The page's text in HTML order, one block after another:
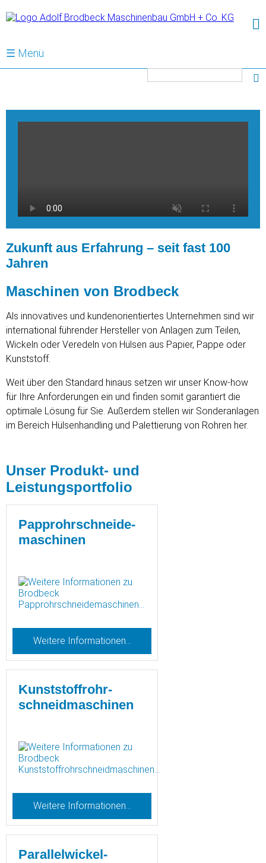
☰ Menü
Zukunft aus Erfahrung – seit fast 100
Jahren
Maschinen von Brodbeck
Als innovatives und kundenorientiertes Unternehmen sind wir
international führender Hersteller von Anlagen zum Teilen,
Wickeln oder Veredeln von Hülsen aus Papier, Pappe oder
Kunststoff.
Weit über den Standard hinaus setzen wir unser Know-how
für Ihre Anforderungen ein und finden somit garantiert die
optimale Lösung für Sie. Außerdem stellen wir Sonderanlagen
im Bereich Hülsenhandling und Palettierung von Rohren her.
Unser Produkt- und
Leistungsportfolio
Papprohrschneide-
maschinen
Weitere Informationen…
Kunststoffrohr-
schneidmaschinen
Weitere Informationen…
Parallelwickel-